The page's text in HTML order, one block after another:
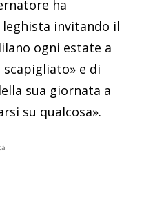
ha
leghista invitando il
ogni estate a
e di
sua giornata a
su qualcosa».